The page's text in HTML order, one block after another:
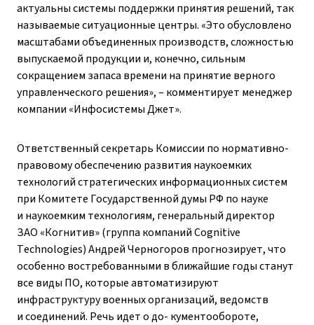
актуальны системы поддержки принятия решений, так
называемые ситуационные центры. «Это обусловлено
масштабами объединенных производств, сложностью
выпускаемой продукции и, конечно, сильным
сокращением запаса времени на принятие верного
управленческого решения», – ​комментирует менеджер
компании «Инфосистемы Джет».
Ответственный секретарь Комиссии по нормативно-
правовому обеспечению развития наукоемких
технологий стратегических информационных систем
при Комитете Государственной думы РФ по науке
и наукоемким технологиям, генеральный директор
ЗАО «Когнитив» (группа компаний Cognitive
Technologies) Андрей Черногоров прогнозирует, что
особенно востребованными в ближайшие годы станут
все виды ПО, которые автоматизируют
инфраструктуру военных организаций, ведомств
и соединений. Речь идет о до- кументообороте,